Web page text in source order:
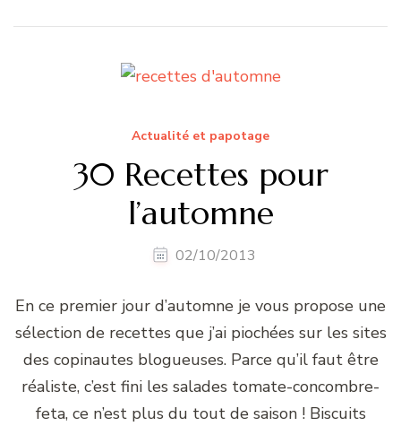
Actualité et papotage
30 Recettes pour
l’automne
02/10/2013
En ce premier jour d’automne je vous propose une
sélection de recettes que j’ai piochées sur les sites
des copinautes blogueuses. Parce qu’il faut être
réaliste, c’est fini les salades tomate-concombre-
feta, ce n’est plus du tout de saison ! Biscuits